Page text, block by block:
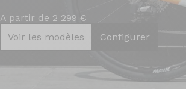
A partir de 2 299 €
Voir les modèles
Configurer